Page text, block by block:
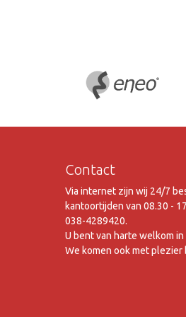
Contact
Via internet zijn wij 24/7
kantoortijden van 08.30 -
038-4289420.
U bent van harte welkom
We komen ook met plezier